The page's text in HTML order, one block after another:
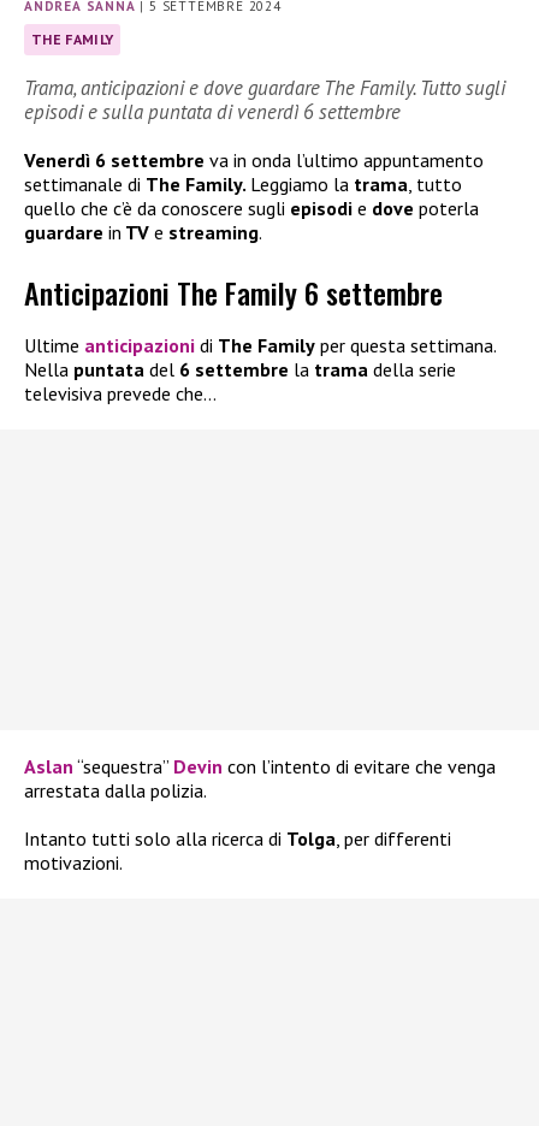
ANDREA SANNA |5 SETTEMBRE 2024
THE FAMILY
Trama, anticipazioni e dove guardare The Family. Tutto sugli
episodi e sulla puntata di venerdì 6 settembre
Venerdì 6 settembre va in onda l’ultimo appuntamento
settimanale di The Family. Leggiamo la trama , tutto
quello che c’è da conoscere sugli episodi e dove poterla
guardare in TV e streaming.
Anticipazioni The Family 6 settembre
Ultime anticipazioni di The Family per questa settimana.
Nella puntata del 6 settembre la trama della serie
televisiva prevede che…
Aslan “sequestra” Devin con l’intento di evitare che venga
arrestata dalla polizia.
Intanto tutti solo alla ricerca di Tolga, per differenti
motivazioni.